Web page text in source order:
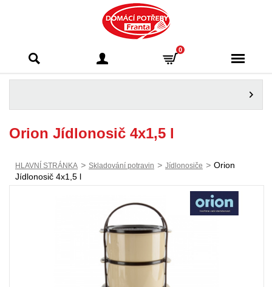
Franta - Příbram
0
Orion Jídlonosič 4x1,5 l
HLAVNÍ STRÁNKA > Skladování potravin > Jídlonosiče > Orion
Jídlonosič 4x1,5 l